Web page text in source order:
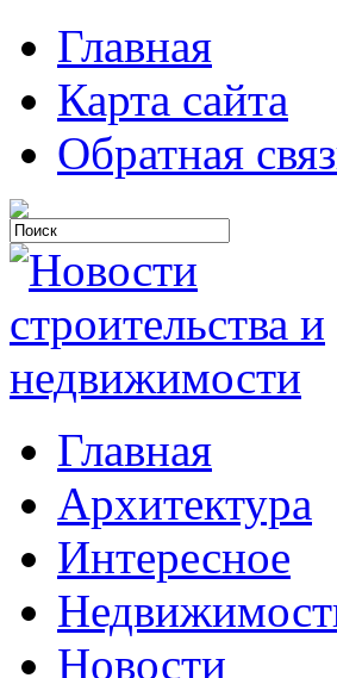
Главная
Карта сайта
Обратная
Главная
Архитектура
Интересное
Новости